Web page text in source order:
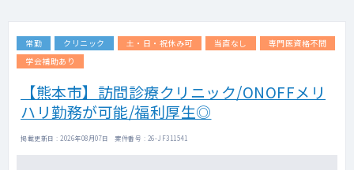
常勤 クリニック 土・日・祝休み可 当直なし
専門医資格不問
学会補助あり
【熊本市】訪問診療クリニック/ONOFFメリ
ハリ勤務が可能/福利厚生◎
掲載更新日 : 2026年08月07日 案件番号 : 26-JF311541